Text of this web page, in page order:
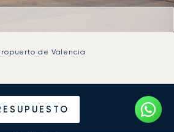
de Valencia
Jet Privado al
de Valencia